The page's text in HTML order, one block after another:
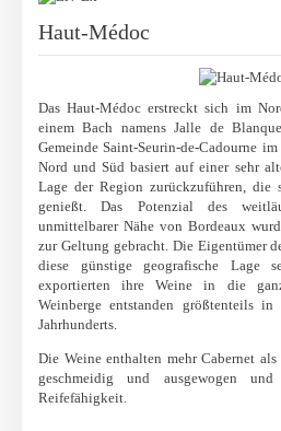
Haut-Médoc
Das Haut-Médoc erstreckt sich im
einem Bach namens Jalle de
Gemeinde Saint-Seurin-de-Cadourne
Nord und Süd basiert auf einer sehr
Lage der Region zurückzuführen, die
genießt. Das Potenzial des
unmittelbarer Nähe von Bordeaux
zur Geltung gebracht. Die Eigentümer
diese günstige geografische Lage
exportierten ihre Weine in die
Weinberge entstanden größtenteils
Jahrhunderts.
Die Weine enthalten mehr Cabernet
geschmeidig und ausgewogen
Reifefähigkeit.